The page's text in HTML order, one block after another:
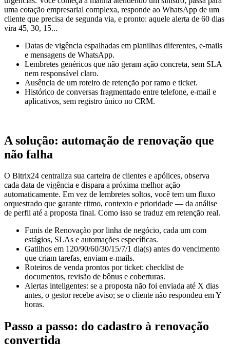
uma cotação empresarial complexa, responde ao WhatsApp de um
cliente que precisa de segunda via, e pronto: aquele alerta de 60 dias
vira 45, 30, 15...
Datas de vigência espalhadas em planilhas diferentes, e-mails
e mensagens de WhatsApp.
Lembretes genéricos que não geram ação concreta, sem SLA
nem responsável claro.
Ausência de um roteiro de retenção por ramo e ticket.
Histórico de conversas fragmentado entre telefone, e-mail e
aplicativos, sem registro único no CRM.
A solução: automação de renovação que
não falha
O Bitrix24 centraliza sua carteira de clientes e apólices, observa
cada data de vigência e dispara a próxima melhor ação
automaticamente. Em vez de lembretes soltos, você tem um fluxo
orquestrado que garante ritmo, contexto e prioridade — da análise
de perfil até a proposta final. Como isso se traduz em retenção real.
Funis de Renovação por linha de negócio, cada um com
estágios, SLAs e automações específicas.
Gatilhos em 120/90/60/30/15/7/1 dia(s) antes do vencimento
que criam tarefas, enviam e-mails.
Roteiros de venda prontos por ticket: checklist de
documentos, revisão de bônus e coberturas.
Alertas inteligentes: se a proposta não foi enviada até X dias
antes, o gestor recebe aviso; se o cliente não respondeu em Y
horas.
Passo a passo: do cadastro à renovação
convertida